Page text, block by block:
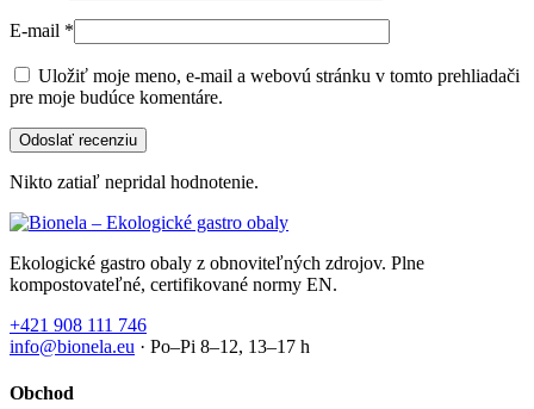
E-mail *
Uložiť moje meno, e-mail a webovú stránku v tomto prehliadači
pre moje budúce komentáre.
Nikto zatiaľ nepridal hodnotenie.
Ekologické gastro obaly z obnoviteľných zdrojov. Plne
kompostovateľné, certifikované normy EN.
+421 908 111 746
info@bionela.eu · Po–Pi 8–12, 13–17 h
Obchod